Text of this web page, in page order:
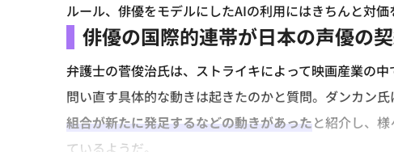
ルール、俳優をモデルにしたAIの利用にはきちんと対
俳優の国際的連帯が日本の声優の
弁護士の菅俊治氏は、ストライキによって映画産業の
問い直す具体的な動きは起きたのかと質問。ダンカン氏
組合が新たに発足するなどの動きがあったと紹介し、
ているようだ。